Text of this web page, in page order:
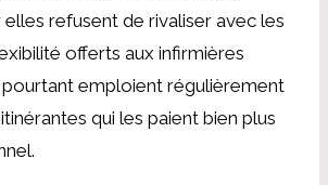
refusent de rivaliser avec les
offerts aux infirmières
emploient régulièrement
qui les paient bien plus